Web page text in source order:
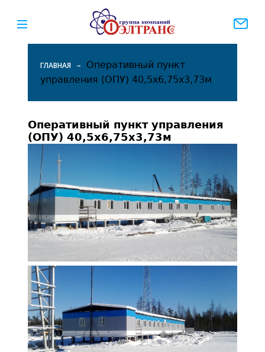
Вы
здесь
ГЛАВНАЯ
Оперативный пункт
управления (ОПУ) 40,5х6,75х3,73м
Оперативный пункт управления
(ОПУ) 40,5х6,75х3,73м